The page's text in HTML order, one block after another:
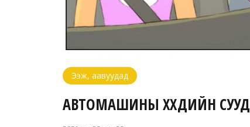
Ээж, аавуудад
АВТОМАШИНЫ ХҮҮХДИЙН